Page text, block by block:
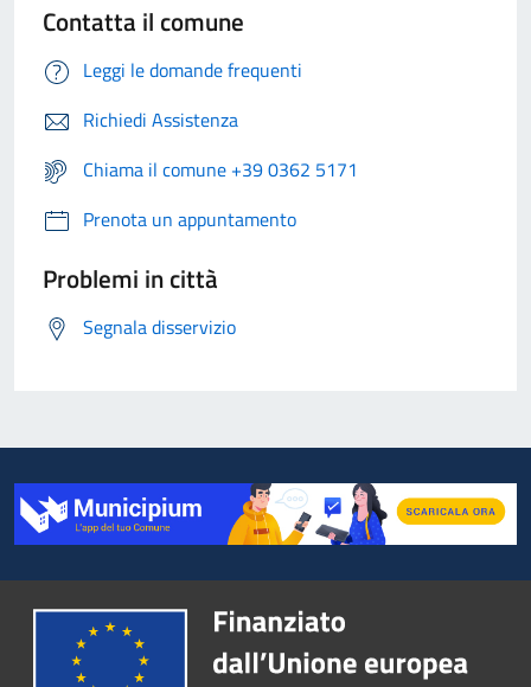
Contatta il comune
Leggi le domande frequenti
Richiedi Assistenza
Chiama il comune +39 0362 5171
Prenota un appuntamento
Problemi in città
Segnala disservizio